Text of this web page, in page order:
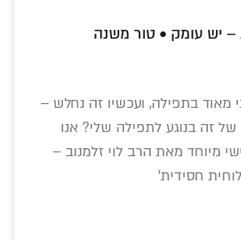
– יש עומק • טור משנה
בתפילה, ועכשיו זה נחלש –
זה בנוגע לתפילה שלי? אנו
מיוחד מאת הרב לוי זלמנוב –
חסידית'